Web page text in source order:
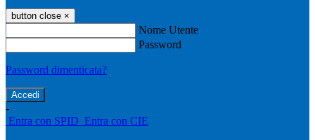
button close ×
Nome Utente
Password
Password dimenticata?
-
Entra con SPID Entra con CIE